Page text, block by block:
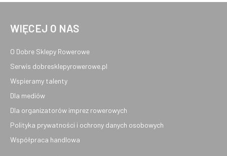
WIĘCEJ O NAS
O Dobre Sklepy Rowerowe
Serwis dobresklepyrowerowe.pl
Wspieramy talenty
Dla mediów
Dla organizatorów imprez rowerowych
Polityka prywatności i ochrony danych osobowych
Współpraca handlowa